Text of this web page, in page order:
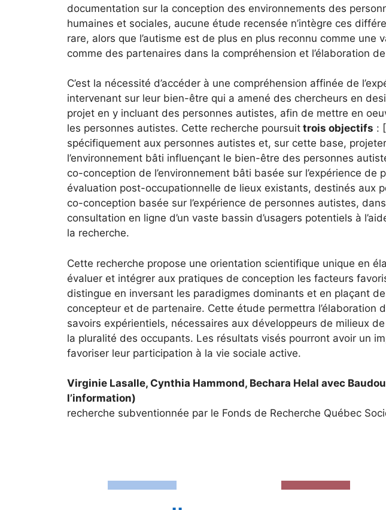
documentation sur la conception des environnements des
humaines et sociales, aucune étude recensée n’intègre ces
rare, alors que l’autisme est de plus en plus reconnu comme
comme des partenaires dans la compréhension et l’élaboration
C’est la nécessité d’accéder à une compréhension affinée de
intervenant sur leur bien-être qui a amené des chercheurs en
projet en y incluant des personnes autistes, afin de mettre en
les personnes autistes. Cette recherche poursuit trois objectifs :
spécifiquement aux personnes autistes et, sur cette base,
l’environnement bâti influençant le bien-être des personnes
co-conception de l’environnement bâti basée sur l’expérience
évaluation post-occupationnelle de lieux existants, destinés aux
co-conception basée sur l’expérience de personnes autistes,
consultation en ligne d’un vaste bassin d’usagers potentiels à
la recherche.
Cette recherche propose une orientation scientifique unique en
évaluer et intégrer aux pratiques de conception les facteurs
distingue en inversant les paradigmes dominants et en plaçant
concepteur et de partenaire. Cette étude permettra
savoirs expérientiels, nécessaires aux développeurs de milieux
la pluralité des occupants. Les résultats visés pourront avoir un
favoriser leur participation à la vie sociale active.
Virginie Lasalle, Cynthia Hammond, Bechara Helal avec
l’information)
recherche subventionnée par le Fonds de Recherche Québec